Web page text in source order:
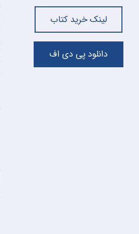
لینک خرید کتاب
دانلود پی دی اف